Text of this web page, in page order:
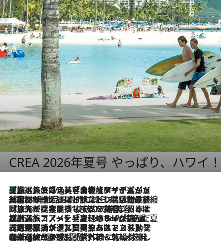
CREA 2026年夏号 やっぱり、ハワイ
10 Hours Ago
【厳選旅コスメ】「多機能アイテムがメイン！」旅好き美容エディターが選んだ夏旅ベストコスメを発表【Mサイズジップ】
2026.8.6
「荷物が増えるほど旅ストレスは増す」美容ジャーナリストがたどり着いた最終結論。“化粧品を劇的に減らす”感動の凝縮美容とは
2026.8.6
「旅先には金髪ウィッグを持参」日本と同じメイクでは損してる!? 美容ジャーナリストが提案する“掟破りの旅美容”とは
2026.8.6
【厳選旅コスメ】「身軽さ＆UV対策重視！」ヘアアーティストshucoが選んだ夏旅ベストコスメを発表【Mサイズジップ】
2026.8.5
【厳選旅コスメ】国内をあちこち移動する河井菜摘が選んだ夏旅ベストコスメ発表！「リラックスアイテムはマスト」【Mサイズジップ】
2026.8.4
【厳選旅コスメ】「紫外線＆乾燥対策しながらメイク感も！」ヘア＆メイクGeorgeが選んだ夏旅ベストコスメを発表！【Mサイズジップ】